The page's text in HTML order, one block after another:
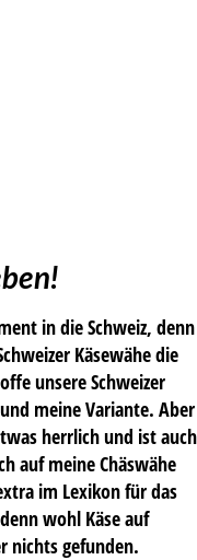
in die Schweiz, denn
Käsewähe die
unsere Schweizer
meine Variante. Aber
herrlich und ist auch
auf meine Chäswähe
im Lexikon für das
wohl Käse auf
nichts gefunden.